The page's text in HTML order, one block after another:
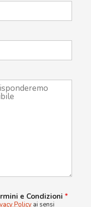
e Condizioni *
Policy ai sensi